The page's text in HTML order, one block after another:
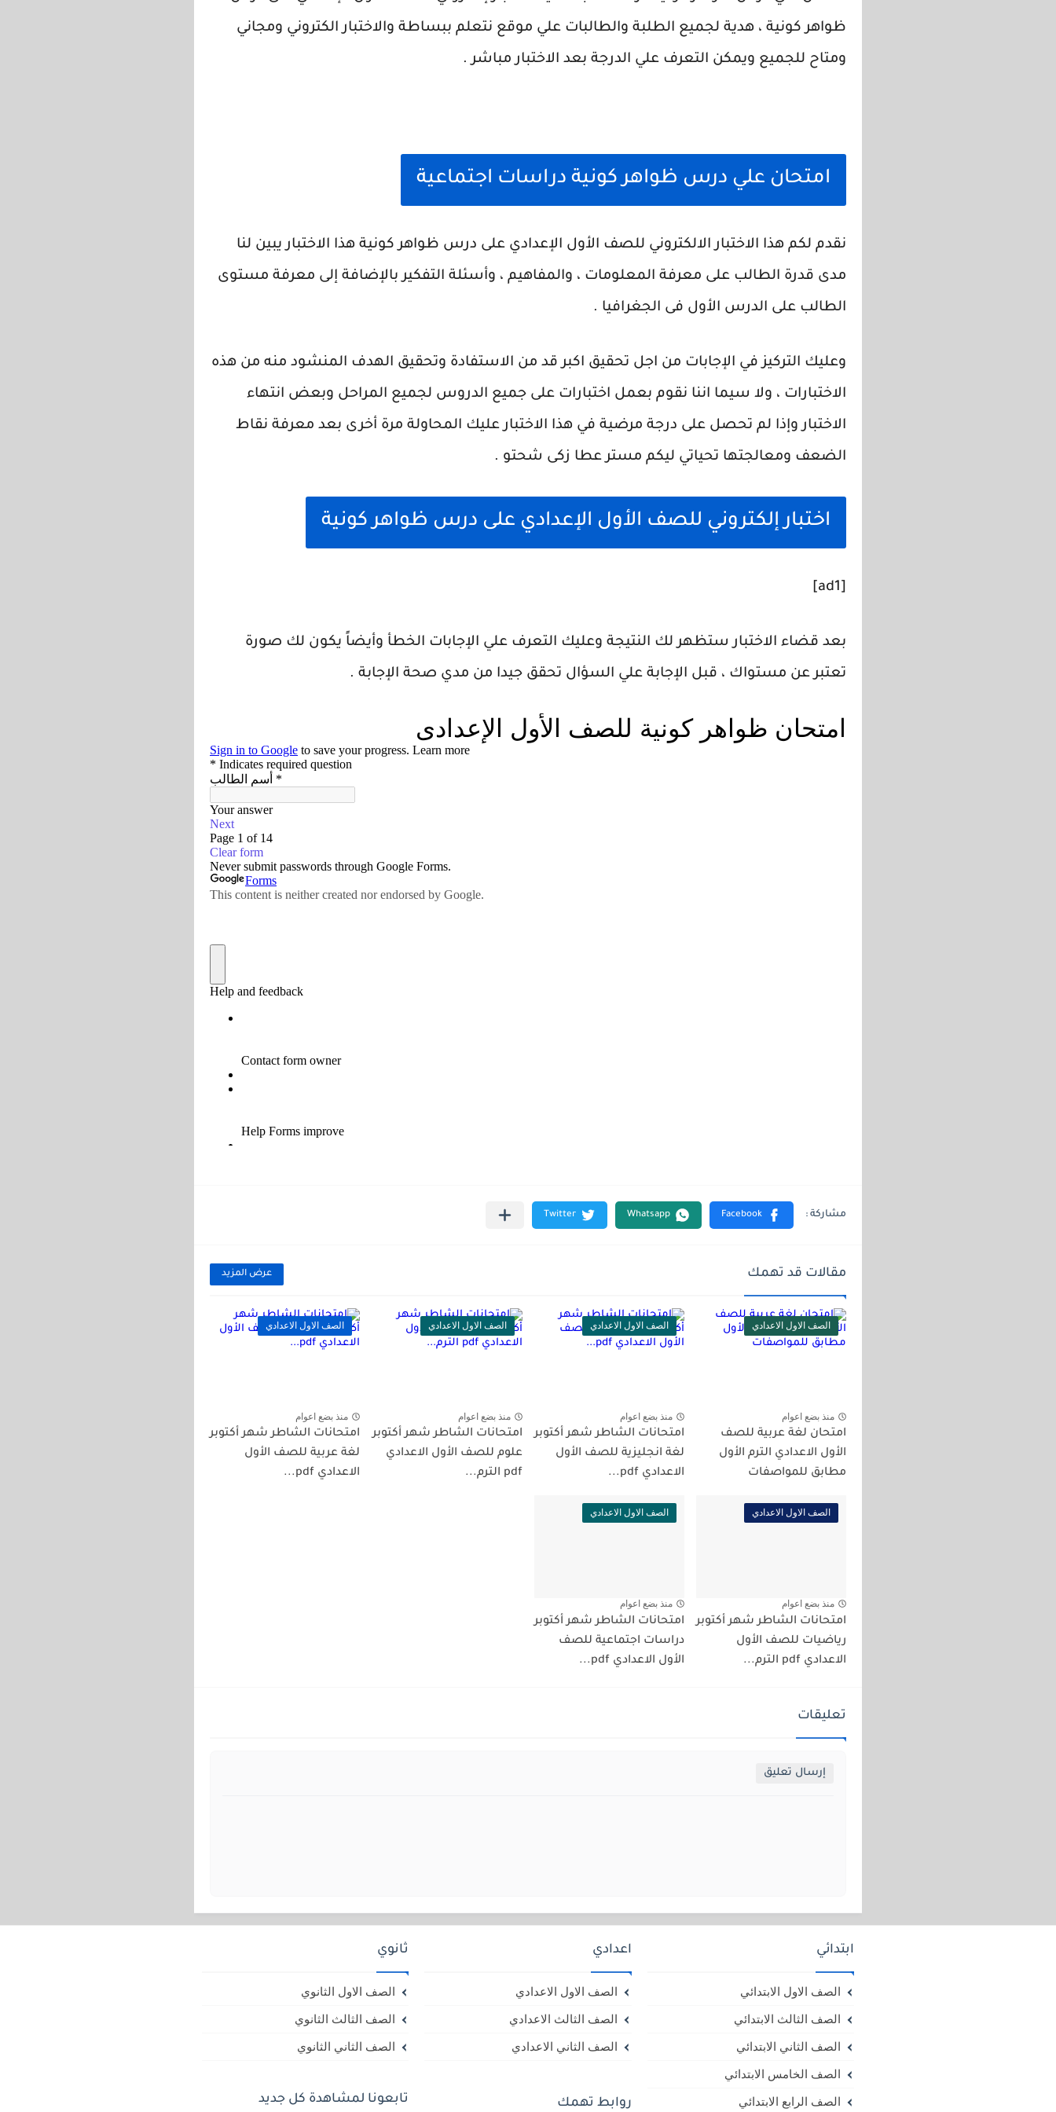
ظواهر كونية ، هدية لجميع الطلبة والطالبات علي موقع نتعلم ببساطة والاختبار الكتروني ومجاني
ومتاح للجميع ويمكن التعرف علي الدرجة بعد الاختبار مباشر .
امتحان علي درس ظواهر كونية دراسات اجتماعية
نقدم لكم هذا الاختبار الالكتروني للصف الأول الإعدادي على درس ظواهر كونية هذا الاختبار يبين لنا
مدى قدرة الطالب على معرفة المعلومات ، والمفاهيم ، وأسئلة التفكير بالإضافة إلى معرفة مستوى
الطالب على الدرس الأول فى الجغرافيا .
وعليك التركيز في الإجابات من اجل تحقيق اكبر قد من الاستفادة وتحقيق الهدف المنشود منه من هذه
الاختبارات ، ولا سيما اننا نقوم بعمل اختبارات على جميع الدروس لجميع المراحل وبعض انتهاء
الاختبار وإذا لم تحصل على درجة مرضية في هذا الاختبار عليك المحاولة مرة أخرى بعد معرفة نقاط
الضعف ومعالجتها تحياتي ليكم مستر عطا زكى شحتو .
اختبار إلكتروني للصف الأول الإعدادي على درس ظواهر كونية
[ad1]
بعد قضاء الاختبار ستظهر لك النتيجة وعليك التعرف علي الإجابات الخطأ وأيضاً يكون لك صورة
تعتبر عن مستواك ، قبل الإجابة علي السؤال تحقق جيدا من مدي صحة الإجابة .
مقالات قد تهمك عرض المزيد
الصف الاول الاعدادي
منذ بضع اعوام
امتحان لغة عربية للصف
الأول الاعدادي الترم الأول
مطابق للمواصفات
الصف الاول الاعدادي
منذ بضع اعوام
امتحانات الشاطر شهر أكتوبر
لغة انجليزية للصف الأول
الاعدادي pdf...
الصف الاول الاعدادي
منذ بضع اعوام
امتحانات الشاطر شهر أكتوبر
علوم للصف الأول الاعدادي
pdf الترم...
الصف الاول الاعدادي
منذ بضع اعوام
امتحانات الشاطر شهر أكتوبر
لغة عربية للصف الأول
الاعدادي pdf...
الصف الاول الاعدادي
منذ بضع اعوام
امتحانات الشاطر شهر أكتوبر
رياضيات للصف الأول
الاعدادي pdf الترم...
الصف الاول الاعدادي
منذ بضع اعوام
امتحانات الشاطر شهر أكتوبر
دراسات اجتماعية للصف
الأول الاعدادي pdf...
تعليقات
إرسال تعليق
ابتدائي
الصف الاول الابتدائي
الصف الثالث الابتدائي
الصف الثاني الابتدائي
الصف الخامس الابتدائي
الصف الرابع الابتدائي
اعدادي
الصف الاول الاعدادي
الصف الثالث الاعدادي
الصف الثاني الاعدادي
روابط تهمك
ثانوي
الصف الاول الثانوي
الصف الثالث الثانوي
الصف الثاني الثانوي
تابعونا لمشاهدة كل جديد